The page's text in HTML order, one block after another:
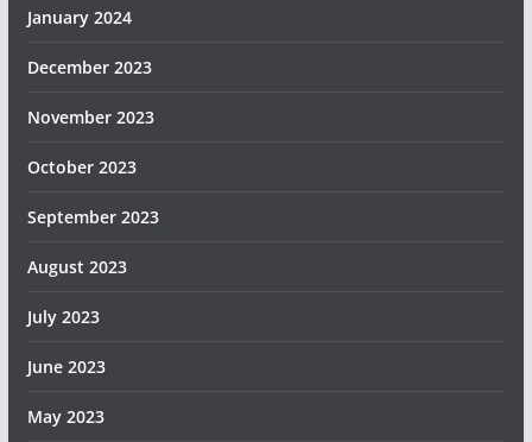
January 2024
December 2023
November 2023
October 2023
September 2023
August 2023
July 2023
June 2023
May 2023